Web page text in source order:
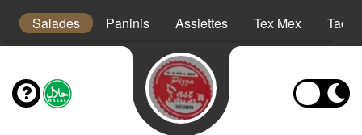
Salades Paninis Assiettes Tex Mex Tacos